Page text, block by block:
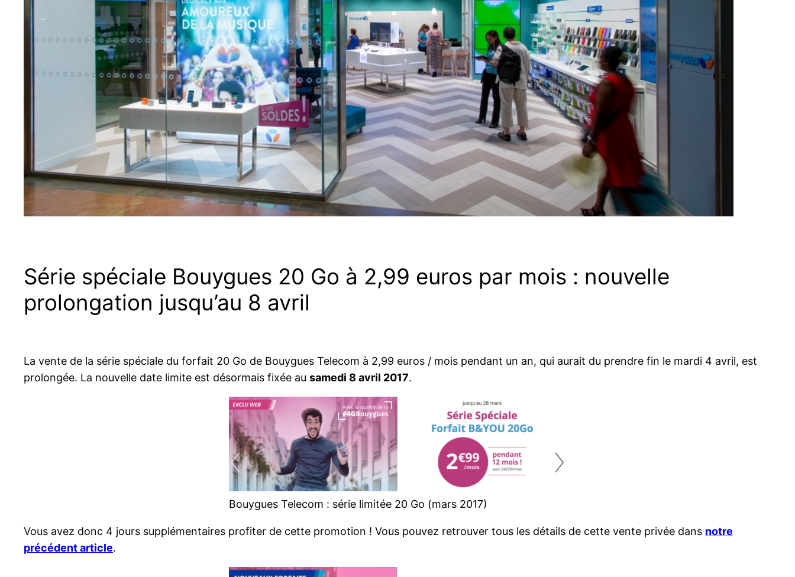
Série spéciale Bouygues 20 Go à 2,99 euros par mois : nouvelle
prolongation jusqu’au 8 avril
La vente de la série spéciale du forfait 20 Go de Bouygues Telecom à 2,99 euros / mois pendant un an, qui aurait du prendre fin le mardi 4 avril, est
prolongée. La nouvelle date limite est désormais fixée au samedi 8 avril 2017.
Bouygues Telecom : série limitée 20 Go (mars 2017)
Vous avez donc 4 jours supplémentaires profiter de cette promotion ! Vous pouvez retrouver tous les détails de cette vente privée dans notre
précédent article.